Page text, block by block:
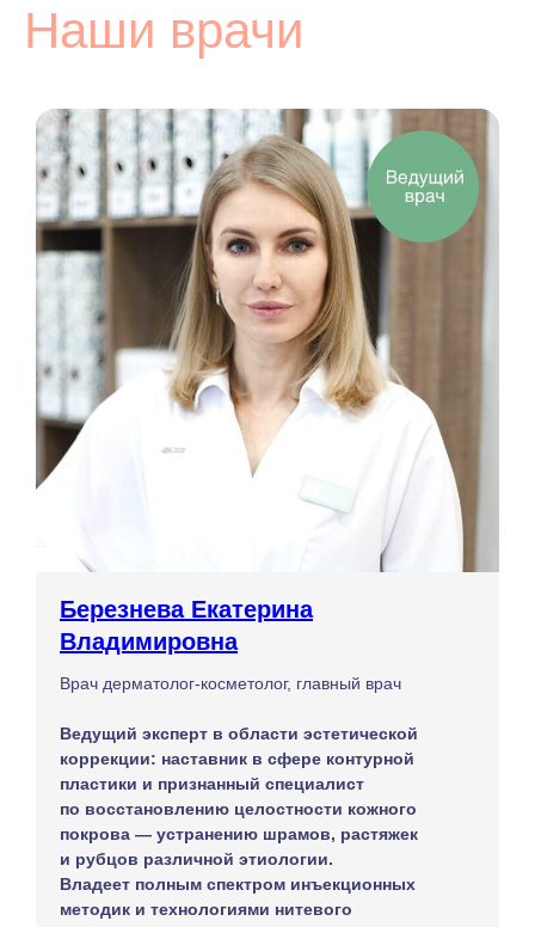
Наши врачи
Березнева Екатерина
Владимировна
Врач дерматолог-косметолог, главный врач
Ведущий эксперт в области эстетической
коррекции: наставник в сфере контурной
пластики и признанный специалист
по восстановлению целостности кожного
покрова — устранению шрамов, растяжек
и рубцов различной этиологии.
Владеет полным спектром инъекционных
методик и технологиями нитевого